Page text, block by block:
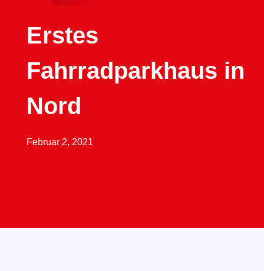
Erstes
Fahrradparkhaus in
Nord
Februar 2, 2021